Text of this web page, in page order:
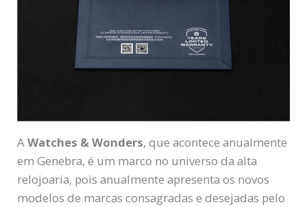
AWatches & Wonders, que acontece anualmente
em Genebra, é um marco no universo da alta
relojoaria, pois anualmente apresenta os novos
modelos de marcas consagradas e desejadas pelo